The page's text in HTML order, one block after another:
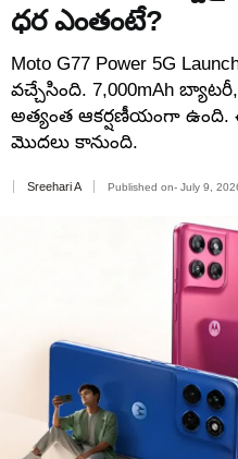
ధర ఎంతంటే?
Moto G77 Power 5G
వచ్చేసింది. 7,000mAh
అత్యంత ఆకర్షణీయంగా
మొదలు కానుంది.
Sreehari A Published on- July 9,